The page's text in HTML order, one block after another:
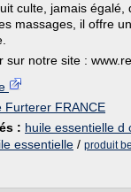
culte, jamais
massages, il offre
sur notre site :
Furterer FRANCE
: huile essentielle d
essentielle / produit